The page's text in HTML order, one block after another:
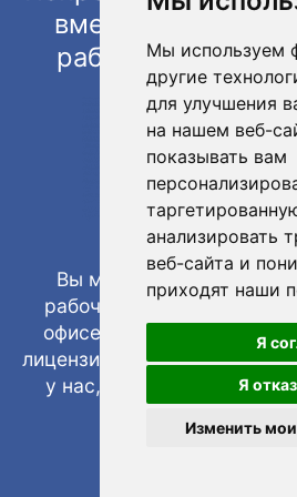
Мы используем
другие
для улучшения
на нашем веб-
показывать вам
анализировать
веб-сайта и
приходят наши
Я
Я
Изменить
вместе с арендой
рабочего стола
Вы можете
рабочие места как на
офисе, так и
лицензиями на нашем
у нас, на нашем